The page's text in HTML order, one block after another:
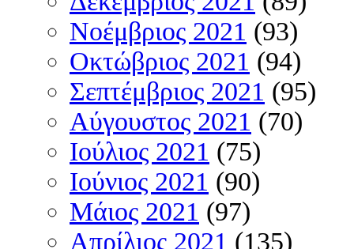
Νοέμβριος 2021 (93)
Οκτώβριος 2021 (94)
Σεπτέμβριος 2021 (95)
Αύγουστος 2021 (70)
Ιούλιος 2021 (75)
Ιούνιος 2021 (90)
Μάιος 2021 (97)
Απρίλιος 2021 (135)